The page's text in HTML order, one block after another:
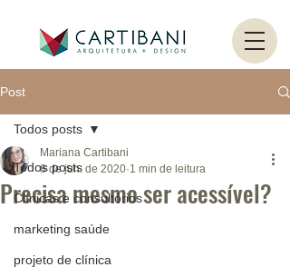
Post
Todos posts
Clínicas e consultórios
marketing saúde
projeto de clínica
Todos posts
Precisa mesmo ser acessível?
Mariana Cartibani
8 de jun. de 2020 1 min de leitura